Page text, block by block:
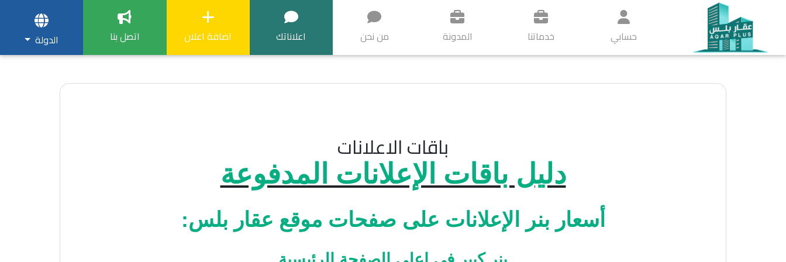
حسابي خدماتنا المدونة من نحن اعلاناتك اضافة اعلان اتصل بنا الدولة
باقات الاعلانات
دليل باقات الإعلانات المدفوعة
أسعار بنر الإعلانات على صفحات موقع عقار بلس: